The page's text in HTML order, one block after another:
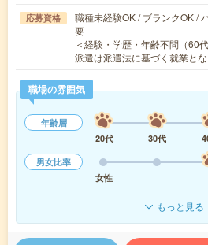
応募資格
職種未経験OK / ブランクOK /
要
＜経験・学歴・年齢不問（60
派遣は派遣法に基づく就業と
職場の雰囲気
年齢層
20代
30代
男女比率
女性
もっと見る